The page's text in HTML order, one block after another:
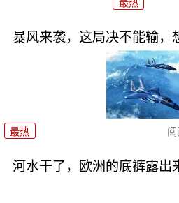
最热
暴风来袭，这局决不能输，
最热
河水干了，欧洲的底裤露出